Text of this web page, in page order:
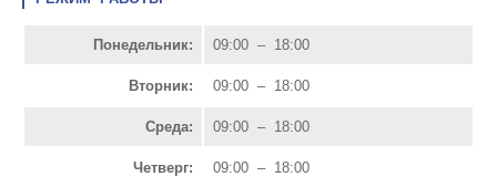
Понедельник: 09:00 – 18:00
Вторник: 09:00 – 18:00
Среда: 09:00 – 18:00
Четверг: 09:00 – 18:00